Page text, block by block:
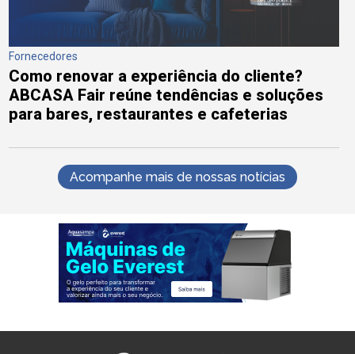
Fornecedores
Como renovar a experiência do cliente?
ABCASA Fair reúne tendências e soluções
para bares, restaurantes e cafeterias
Acompanhe mais de nossas notícias